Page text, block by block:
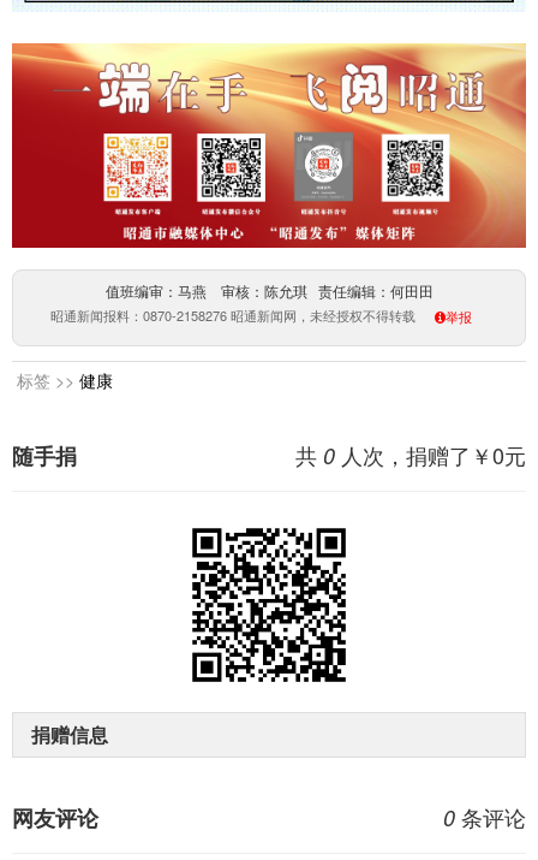
值班编审：马燕 审核：陈允琪 责任编辑：何田田
昭通新闻报料：0870-2158276 昭通新闻网，未经授权不得转载 举报
标签 >> 健康
共 0 人次，捐赠了￥0元
随手捐
捐赠信息
0 条评论
网友评论